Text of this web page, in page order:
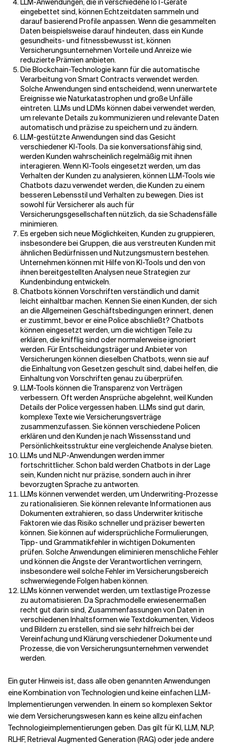
LLM-Anwendungen, die in verschiedene IoT-Geräte
eingebettet sind, können Echtzeitdaten sammeln und
darauf basierend Profile anpassen. Wenn die gesammelten
Daten beispielsweise darauf hindeuten, dass ein Kunde
gesundheits- und fitnessbewusst ist, können
Versicherungsunternehmen Vorteile und Anreize wie
reduzierte Prämien anbieten.
Die Blockchain-Technologie kann für die automatische
Verarbeitung von Smart Contracts verwendet werden.
Solche Anwendungen sind entscheidend, wenn unerwartete
Ereignisse wie Naturkatastrophen und große Unfälle
eintreten. LLMs und LDMs können dabei verwendet werden,
um relevante Details zu kommunizieren und relevante Daten
automatisch und präzise zu speichern und zu ändern.
LLM-gestützte Anwendungen sind das Gesicht
verschiedener KI-Tools. Da sie konversationsfähig sind,
werden Kunden wahrscheinlich regelmäßig mit ihnen
interagieren. Wenn KI-Tools eingesetzt werden, um das
Verhalten der Kunden zu analysieren, können LLM-Tools wie
Chatbots dazu verwendet werden, die Kunden zu einem
besseren Lebensstil und Verhalten zu bewegen. Dies ist
sowohl für Versicherer als auch für
Versicherungsgesellschaften nützlich, da sie Schadensfälle
minimieren.
Es ergeben sich neue Möglichkeiten, Kunden zu gruppieren,
insbesondere bei Gruppen, die aus verstreuten Kunden mit
ähnlichen Bedürfnissen und Nutzungsmustern bestehen.
Unternehmen können mit Hilfe von KI-Tools und den von
ihnen bereitgestellten Analysen neue Strategien zur
Kundenbindung entwickeln.
Chatbots können Vorschriften verständlich und damit
leicht einhaltbar machen. Kennen Sie einen Kunden, der sich
an die Allgemeinen Geschäftsbedingungen erinnert, denen
er zustimmt, bevor er eine Police abschließt? Chatbots
können eingesetzt werden, um die wichtigen Teile zu
erklären, die knifflig sind oder normalerweise ignoriert
werden. Für Entscheidungsträger und Anbieter von
Versicherungen können dieselben Chatbots, wenn sie auf
die Einhaltung von Gesetzen geschult sind, dabei helfen, die
Einhaltung von Vorschriften genau zu überprüfen.
LLM-Tools können die Transparenz von Verträgen
verbessern. Oft werden Ansprüche abgelehnt, weil Kunden
Details der Police vergessen haben. LLMs sind gut darin,
komplexe Texte wie Versicherungsverträge
zusammenzufassen. Sie können verschiedene Policen
erklären und den Kunden je nach Wissensstand und
Persönlichkeitsstruktur eine vergleichende Analyse bieten.
LLMs und NLP-Anwendungen werden immer
fortschrittlicher. Schon bald werden Chatbots in der Lage
sein, Kunden nicht nur präzise, sondern auch in ihrer
bevorzugten Sprache zu antworten.
LLMs können verwendet werden, um Underwriting-Prozesse
zu rationalisieren. Sie können relevante Informationen aus
Dokumenten extrahieren, so dass Underwriter kritische
Faktoren wie das Risiko schneller und präziser bewerten
können. Sie können auf widersprüchliche Formulierungen,
Tipp- und Grammatikfehler in wichtigen Dokumenten
prüfen. Solche Anwendungen eliminieren menschliche Fehler
und können die Ängste der Verantwortlichen verringern,
insbesondere weil solche Fehler im Versicherungsbereich
schwerwiegende Folgen haben können.
LLMs können verwendet werden, um textlastige Prozesse
zu automatisieren. Da Sprachmodelle erwiesenermaßen
recht gut darin sind, Zusammenfassungen von Daten in
verschiedenen Inhaltsformen wie Textdokumenten, Videos
und Bildern zu erstellen, sind sie sehr hilfreich bei der
Vereinfachung und Klärung verschiedener Dokumente und
Prozesse, die von Versicherungsunternehmen verwendet
werden.
Ein guter Hinweis ist, dass alle oben genannten Anwendungen
eine Kombination von Technologien und keine einfachen LLM-
Implementierungen verwenden. In einem so komplexen Sektor
wie dem Versicherungswesen kann es keine allzu einfachen
Technologieimplementierungen geben. Das gilt für KI, LLM, NLP,
RLHF, Retrieval Augmented Generation (RAG) oder jede andere